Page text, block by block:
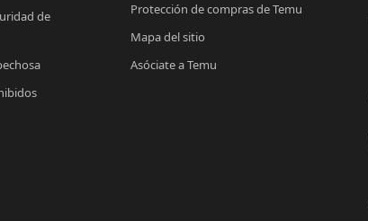
de
Protección de compras de Temu
Mapa del sitio
Asóciate a Temu